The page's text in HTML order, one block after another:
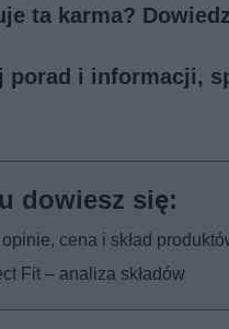
ta karma?
porad i informacji,
cena i skład
Fit – analiza składów